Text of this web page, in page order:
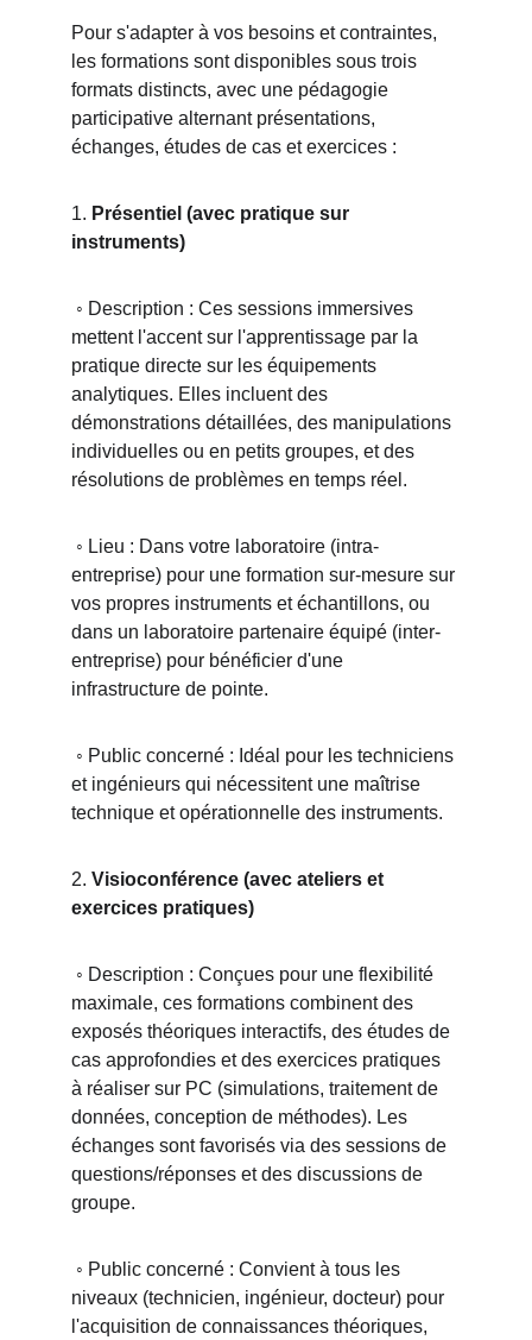
Pour s'adapter à vos besoins et contraintes,
les formations sont disponibles sous trois
formats distincts, avec une pédagogie
participative alternant présentations,
échanges, études de cas et exercices :
1. Présentiel (avec pratique sur
instruments)
mettent l'accent sur l'apprentissage par la
pratique directe sur les équipements
analytiques. Elles incluent des
démonstrations détaillées, des manipulations
individuelles ou en petits groupes, et des
résolutions de problèmes en temps réel.
entreprise) pour une formation sur-mesure sur
vos propres instruments et échantillons, ou
dans un laboratoire partenaire équipé (inter-
entreprise) pour bénéficier d'une
infrastructure de pointe.
et ingénieurs qui nécessitent une maîtrise
technique et opérationnelle des instruments.
2. Visioconférence (avec ateliers et
exercices pratiques)
◦ Description : Conçues pour une flexibilité
maximale, ces formations combinent des
exposés théoriques interactifs, des études de
cas approfondies et des exercices pratiques
à réaliser sur PC (simulations, traitement de
données, conception de méthodes). Les
échanges sont favorisés via des sessions de
questions/réponses et des discussions de
groupe.
niveaux (technicien, ingénieur, docteur) pour
l'acquisition de connaissances théoriques,